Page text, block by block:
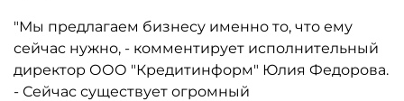
"Мы предлагаем бизнесу именно то, что ему
сейчас нужно, - комментирует исполнительный
директор ООО "Кредитинформ" Юлия Федорова.
- Сейчас существует огромный